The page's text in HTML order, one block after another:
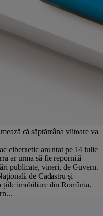
că săptămâna viitoare va
cibernetic anunțat pe 14 iulie
ar urma să fie repornită
publicate, vineri, de Guvern.
de Cadastru și
imobiliare din România.